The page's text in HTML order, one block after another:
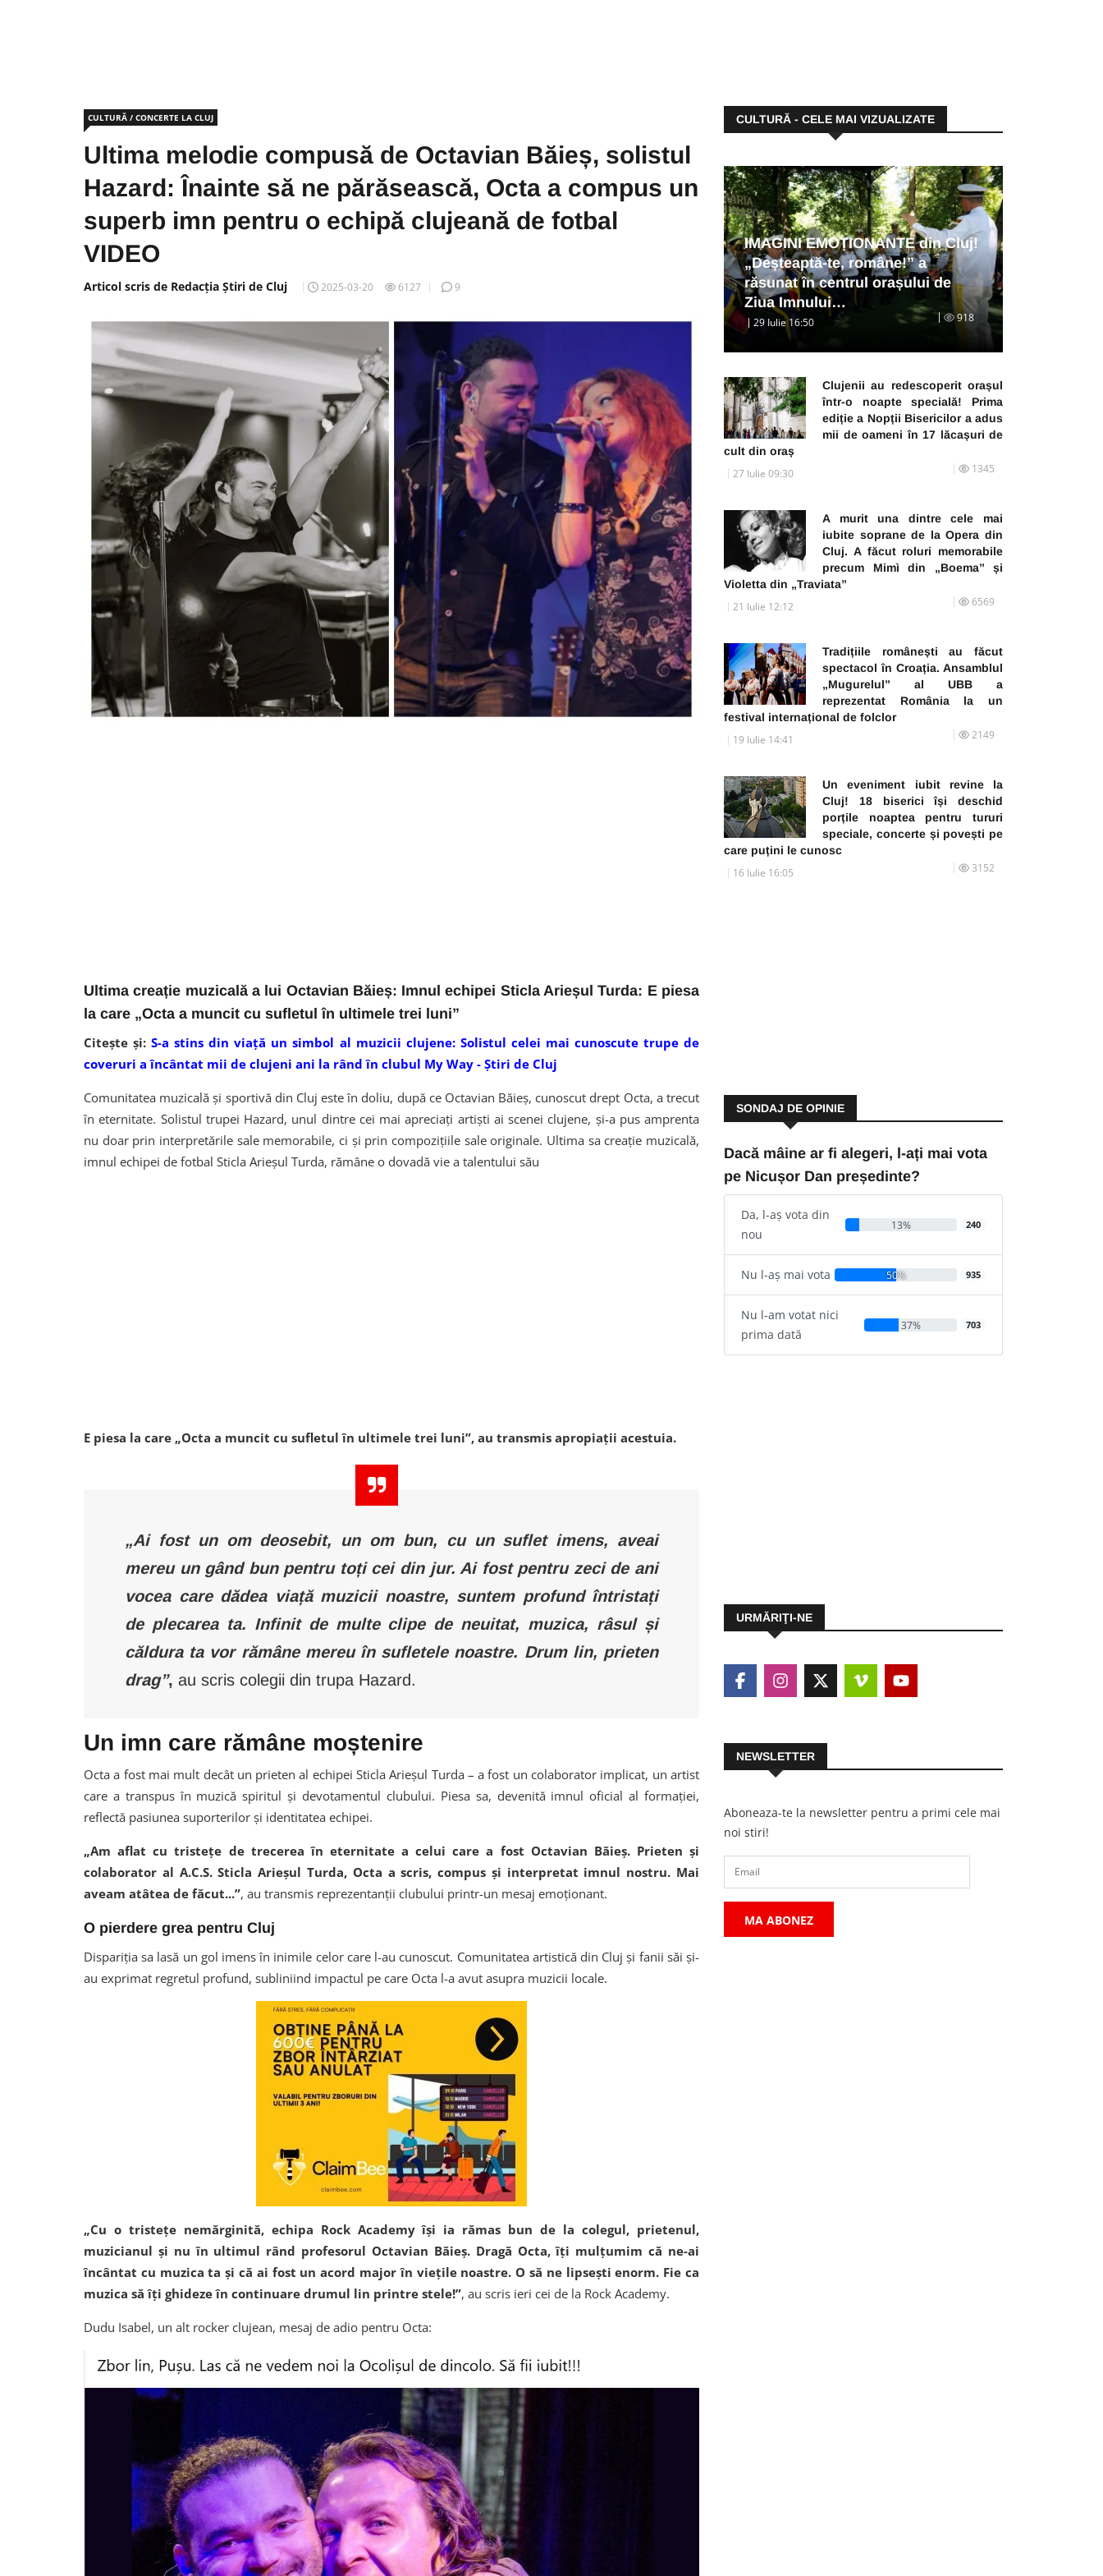
CULTURĂ / CONCERTE LA CLUJ
Ultima melodie compusă de Octavian Băieș, solistul
Hazard: Înainte să ne părăsească, Octa a compus un
superb imn pentru o echipă clujeană de fotbal
VIDEO
Articol scris de Redacția Știri de Cluj 2025-03-20 6127 9
Ultima creație muzicală a lui Octavian Băieș: Imnul echipei Sticla Arieșul Turda: E piesa
la care „Octa a muncit cu sufletul în ultimele trei luni”
Citește și:S-a stins din viață un simbol al muzicii clujene: Solistul celei mai cunoscute trupe de
coveruri a încântat mii de clujeni ani la rând în clubul My Way - Ştiri de Cluj
Comunitatea muzicală și sportivă din Cluj este în doliu, după ce Octavian Băieș, cunoscut drept Octa, a trecut
în eternitate. Solistul trupei Hazard, unul dintre cei mai apreciați artiști ai scenei clujene, și-a pus amprenta
nu doar prin interpretările sale memorabile, ci și prin compozițiile sale originale. Ultima sa creație muzicală,
imnul echipei de fotbal Sticla Arieșul Turda, rămâne o dovadă vie a talentului său
E piesa la care „Octa a muncit cu sufletul în ultimele trei luni”, au transmis apropiații acestuia.
„Ai fost un om deosebit, un om bun, cu un suflet imens, aveai
mereu un gând bun pentru toți cei din jur. Ai fost pentru zeci de ani
vocea care dădea viață muzicii noastre, suntem profund întristați
de plecarea ta. Infinit de multe clipe de neuitat, muzica, râsul și
căldura ta vor rămâne mereu în sufletele noastre. Drum lin, prieten
drag”, au scris colegii din trupa Hazard.
Un imn care rămâne moștenire
Octa a fost mai mult decât un prieten al echipei Sticla Arieșul Turda – a fost un colaborator implicat, un artist
care a transpus în muzică spiritul și devotamentul clubului. Piesa sa, devenită imnul oficial al formației,
reflectă pasiunea suporterilor și identitatea echipei.
„Am aflat cu tristețe de trecerea în eternitate a celui care a fost Octavian Băieș. Prieten și
colaborator al A.C.S. Sticla Arieșul Turda, Octa a scris, compus și interpretat imnul nostru. Mai
aveam atâtea de făcut...”, au transmis reprezentanții clubului printr-un mesaj emoționant.
O pierdere grea pentru Cluj
Dispariția sa lasă un gol imens în inimile celor care l-au cunoscut. Comunitatea artistică din Cluj și fanii săi și-
au exprimat regretul profund, subliniind impactul pe care Octa l-a avut asupra muzicii locale.
„Cu o tristețe nemărginită, echipa Rock Academy își ia rămas bun de la colegul, prietenul,
muzicianul și nu în ultimul rând profesorul Octavian Băieș. Dragă Octa, îți mulțumim că ne-ai
încântat cu muzica ta și că ai fost un acord major în viețile noastre. O să ne lipsești enorm. Fie ca
muzica să îți ghideze în continuare drumul lin printre stele!”, au scris ieri cei de la Rock Academy.
Dudu Isabel, un alt rocker clujean, mesaj de adio pentru Octa:
CULTURĂ - CELE MAI VIZUALIZATE
IMAGINI EMOȚIONANTE din Cluj!
„Deșteaptă-te, române!” a
răsunat în centrul orașului de
Ziua Imnului…
29 Iulie 16:50 918
Clujenii au redescoperit orașul
într-o noapte specială! Prima
ediție a Nopții Bisericilor a adus
mii de oameni în 17 lăcașuri de
cult din oraș
27 Iulie 09:30 1345
A murit una dintre cele mai
iubite soprane de la Opera din
Cluj. A făcut roluri memorabile
precum Mimì din „Boema” și
Violetta din „Traviata”
21 Iulie 12:12 6569
Tradițiile românești au făcut
spectacol în Croația. Ansamblul
„Mugurelul” al UBB a
reprezentat România la un
festival internațional de folclor
19 Iulie 14:41 2149
Un eveniment iubit revine la
Cluj! 18 biserici își deschid
porțile noaptea pentru tururi
speciale, concerte și povești pe
care puțini le cunosc
16 Iulie 16:05 3152
SONDAJ DE OPINIE
Dacă mâine ar fi alegeri, l-ați mai vota
pe Nicușor Dan președinte?
Da, l-aș vota din
nou
13% 240
Nu l-aș mai vota 50% 935
Nu l-am votat nici
prima dată
37% 703
URMĂRIŢI-NE
NEWSLETTER
Aboneaza-te la newsletter pentru a primi cele mai
noi stiri!
MA ABONEZ